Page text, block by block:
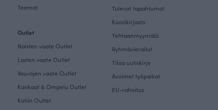
Teemat
Outlet
Naisten vaate Outlet
Lasten vaate Outlet
Vauvojen vaate Outlet
Kankaat & Ompelu Outlet
Kotiin Outlet
Tulevat tapahtumat
Kuosikirjasto
Tehtaanmyymälä
Ryhmävierailut
Tilaa uutiskirje
Avoimet työpaikat
EU-rahoitus